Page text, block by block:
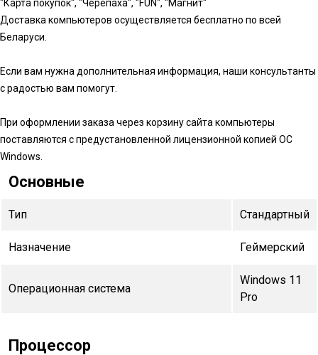
"Карта покупок", "Черепаха", "FUN", "Магнит"
Доставка компьютеров осуществляется бесплатно по всей
Беларуси.
Если вам нужна дополнительная информация, наши консультанты
с радостью вам помогут.
При оформлении заказа через корзину сайта компьютеры
поставляются с предустановленной лицензионной копией ОС
Windows.
Основные
Тип Стандартный
Назначение Геймерский
Операционная система
Windows 11
Pro
Процессор